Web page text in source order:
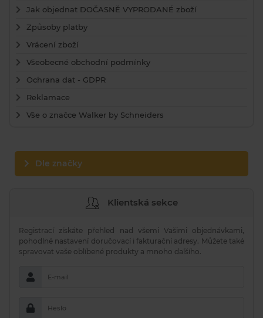
Jak objednat DOČASNĚ VYPRODANÉ zboží
Způsoby platby
Vrácení zboží
Všeobecné obchodní podmínky
Ochrana dat - GDPR
Reklamace
Vše o značce Walker by Schneiders
Dle značky
Klientská sekce
Registrací získáte přehled nad všemi Vašimi objednávkami,
pohodlné nastavení doručovací i fakturační adresy. Můžete také
spravovat vaše oblíbené produkty a mnoho dalšího.
E-mail
Heslo